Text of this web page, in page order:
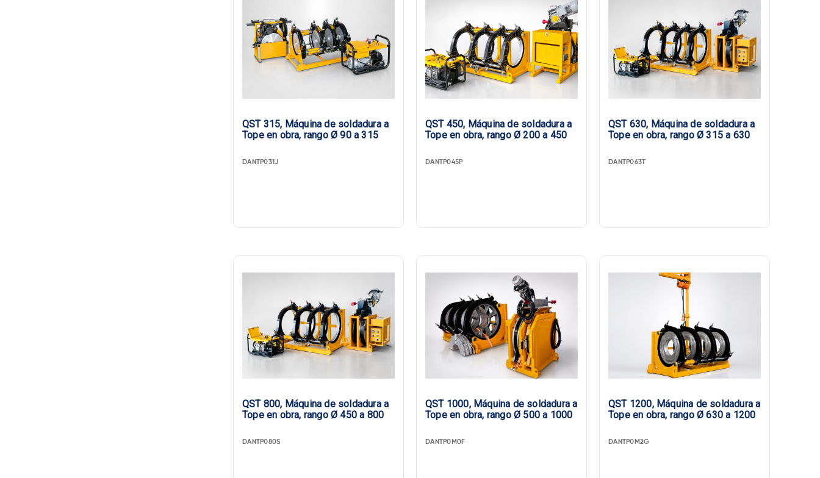
QST 315, Máquina de soldadura a
Tope en obra, rango Ø 90 a 315
DANTP031J
QST 450, Máquina de soldadura a
Tope en obra, rango Ø 200 a 450
DANTP045P
QST 630, Máquina de soldadura a
Tope en obra, rango Ø 315 a 630
DANTP063T
QST 800, Máquina de soldadura a
Tope en obra, rango Ø 450 a 800
DANTP080S
QST 1000, Máquina de soldadura a
Tope en obra, rango Ø 500 a 1000
DANTP0M0F
QST 1200, Máquina de soldadura a
Tope en obra, rango Ø 630 a 1200
DANTP0M2G